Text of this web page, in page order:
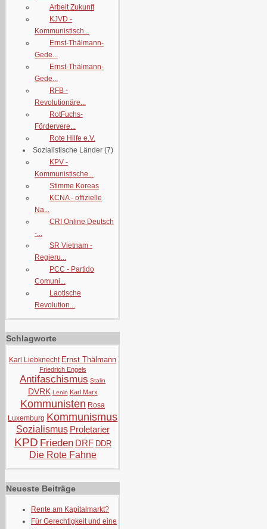
Arbeit Zukunft
KJVD -
Kommunistisch...
Ernst-Thälmann-
Gede...
Ernst-Thälmann-
Gede...
RFB -
Revolutionäre...
RotFuchs-
Fördervere...
Rote Hilfe e.V.
Sozialistische Länder (7)
KPV -
Kommunistische...
Stimme Koreas
KCNA - offizielle
Na...
CRI Online Deutsch
-...
SR Vietnam -
Regieru...
PCC - Partido
Comuni...
Laotische
Revolution...
Schlagworte
Karl Liebknecht Ernst Thälmann
Friedrich Engels
Antifaschismus Stalin
DVRK Lenin Karl Marx
Kommunisten Rosa
Luxemburg Kommunismus
Sozialismus Proletarier
KPD Frieden DRF DDR
Die Rote Fahne
Neueste Beiträge
Rente am Kapitalmarkt?
Für Gerechtigkeit und eine